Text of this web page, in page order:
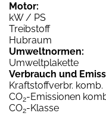
Motor:
kW / PS
Treibstoff
Hubraum
Umweltnormen:
Umweltplakette
Verbrauch und
Kraftstoffverbr. komb.
CO2-Emissionen
CO2-Klasse